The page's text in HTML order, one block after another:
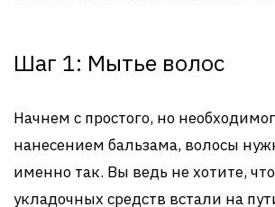
Шаг 1: Мытье волос
Начнем с простого, но
нанесением бальзама, волосы
именно так. Вы ведь не хотите,
укладочных средств встали на